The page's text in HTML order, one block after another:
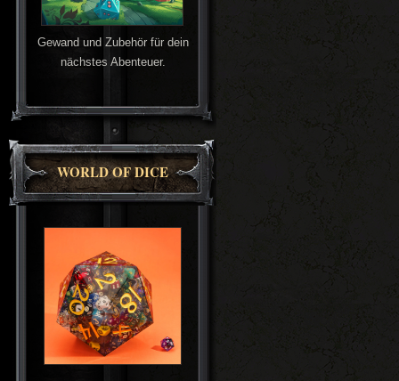
Gewand und Zubehör für dein
nächstes Abenteuer.
WORLD OF DICE